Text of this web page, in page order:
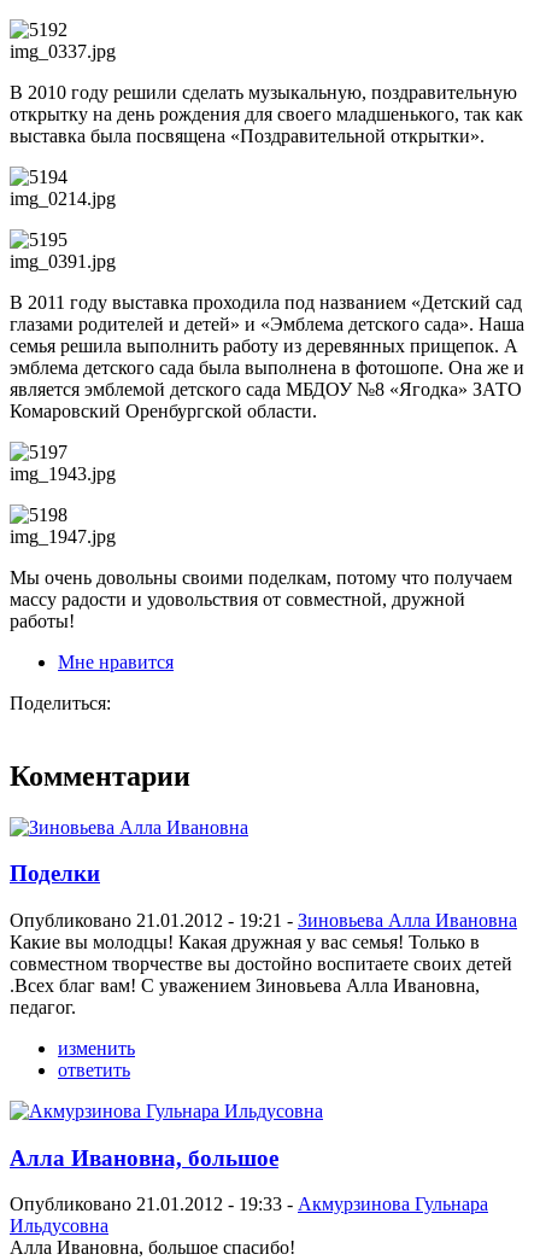
img_0337.jpg
В 2010 году решили сделать музыкальную, поздравительную
открытку на день рождения для своего младшенького, так как
выставка была посвящена «Поздравительной открытки».
img_0214.jpg
img_0391.jpg
В 2011 году выставка проходила под названием «Детский сад
глазами родителей и детей» и «Эмблема детского сада». Наша
семья решила выполнить работу из деревянных прищепок. А
эмблема детского сада была выполнена в фотошопе. Она же и
является эмблемой детского сада МБДОУ №8 «Ягодка» ЗАТО
Комаровский Оренбургской области.
img_1943.jpg
img_1947.jpg
Мы очень довольны своими поделкам, потому что получаем
массу радости и удовольствия от совместной, дружной
работы!
Мне нравится
Поделиться:
Комментарии
Поделки
Опубликовано 21.01.2012 - 19:21 - Зиновьева Алла Ивановна
Какие вы молодцы! Какая дружная у вас семья! Только в
совместном творчестве вы достойно воспитаете своих детей
.Всех благ вам! С уважением Зиновьева Алла Ивановна,
педагог.
изменить
ответить
Алла Ивановна, большое
Опубликовано 21.01.2012 - 19:33 - Акмурзинова Гульнара
Ильдусовна
Алла Ивановна, большое спасибо!